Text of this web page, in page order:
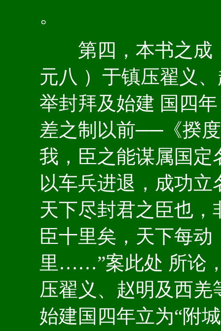
。
第四，本书之成
元八 ）于镇压翟义
举封拜及始建 国四
差之制以前──《揆
我，臣之能谋属国定
以车兵进退，成功
天下尽封君之臣也
臣十里矣，天下每
里……”案此处 所论
压翟义、赵明及西
始建国四年立为“附